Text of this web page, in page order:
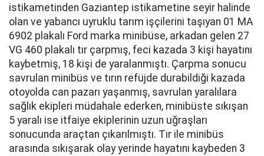
istikametinden Gaziantep istikametine seyir halinde
olan ve yabancı uyruklu tarım işçilerini taşıyan 01 MA
6902 plakalı Ford marka minibüse, arkadan gelen 27
VG 460 plakalı tır çarpmış, feci kazada 3 kişi hayatını
kaybetmiş, 18 kişi de yaralanmıştı. Çarpma sonucu
savrulan minibüs ve tırın refüjde durabildiği kazada
otoyolda can pazarı yaşanmış, savrulan yaralılara
sağlık ekipleri müdahale ederken, minibüste sıkışan
5 yaralı ise itfaiye ekiplerinin uzun uğraşları
sonucunda araçtan çıkarılmıştı. Tır ile minibüs
arasında sıkışarak olay yerinde hayatını kaybeden 3